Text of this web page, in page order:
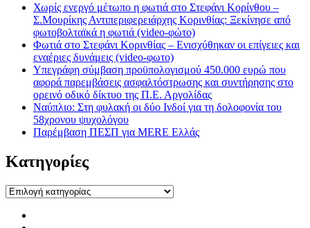
Χωρίς ενεργό μέτωπο η φωτιά στο Στεφάνι Κορίνθου –
Σ.Μουρίκης Αντιπεριφερειάρχης Κορινθίας: Ξεκίνησε από
φωτοβολταϊκά η φωτιά (video-φώτο)
Φωτιά στο Στεφάνι Κορινθίας – Ενισχύθηκαν οι επίγειες και
εναέριες δυνάμεις (video-φωτο)
Υπεγράφη σύμβαση προϋπολογισμού 450.000 ευρώ που
αφορά παρεμβάσεις ασφαλτόστρωσης και συντήρησης στο
ορεινό οδικό δίκτυο της Π.Ε. Αργολίδας
Ναύπλιο: Στη φυλακή οι δύο Ινδοί για τη δολοφονία του
58χρονου ψυχολόγου
Παρέμβαση ΠΕΣΠ για MERE Ελλάς
Kατηγορίες
Kατηγορίες